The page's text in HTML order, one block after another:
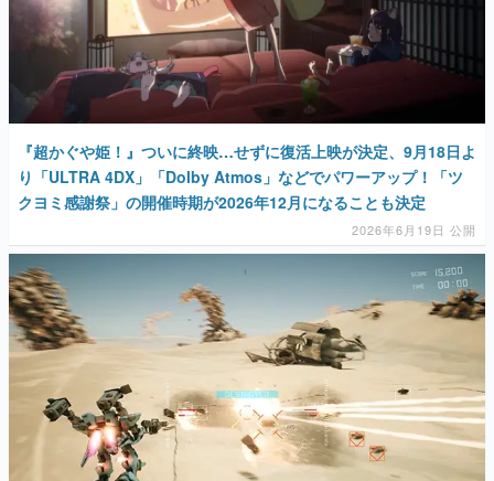
『超かぐや姫！』ついに終映…せずに復活上映が決定、9月18日よ
り「ULTRA 4DX」「Dolby Atmos」などでパワーアップ！「ツ
クヨミ感謝祭」の開催時期が2026年12月になることも決定
2026年6月19日 公開